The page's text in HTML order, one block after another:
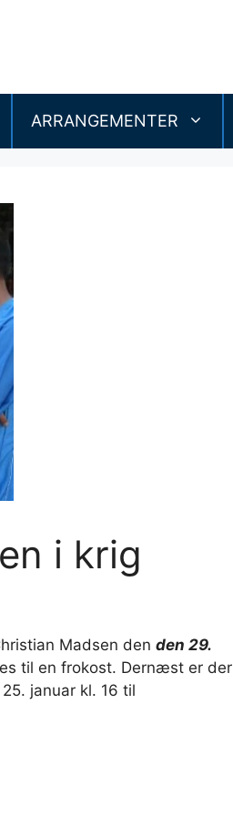
ARRANGEMENTER
i krig
Madsen den den 29.
til en frokost. Dernæst er der
januar kl. 16 til